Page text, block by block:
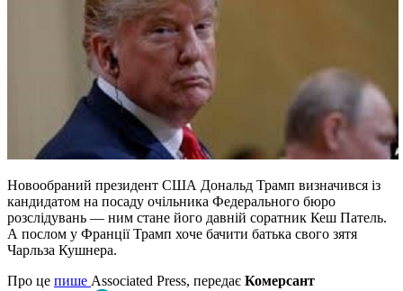
Новообраний президент США Дональд Трамп визначився із
кандидатом на посаду очільника Федерального бюро
розслідувань — ним стане його давній соратник Кеш Патель.
А послом у Франції Трамп хоче бачити батька свого зятя
Чарльза Кушнера.
Про це пише Associated Press, передає Комерсант